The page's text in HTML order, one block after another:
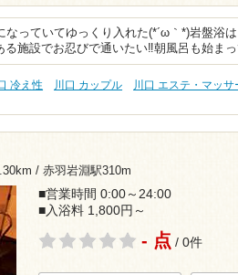
なっていてゆっくり入れた(*´ω｀*)岩盤浴
る施設でお忍びで通いたい‼︎朝風呂も始ま
冷え性 川口 カップル 川口 エステ・マッサ
/ 赤羽岩淵駅310m
■営業時間 0:00～24:00
■入浴料 1,800円～
- 点 / 0件